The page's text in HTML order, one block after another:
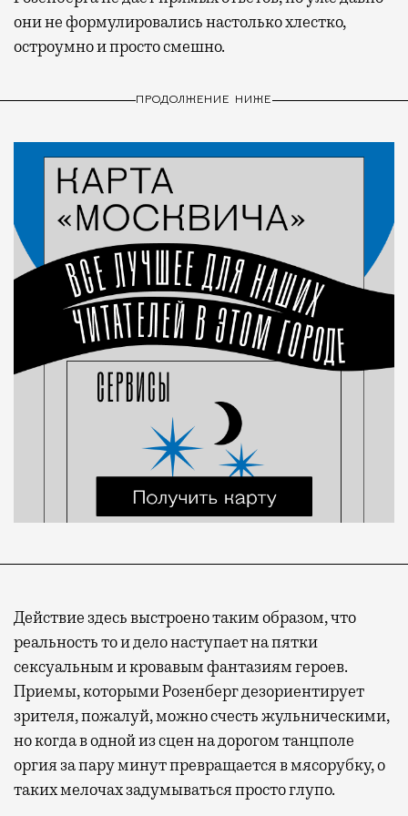
они не формулировались настолько хлестко,
остроумно и просто смешно.
ПРОДОЛЖЕНИЕ НИЖЕ
Действие здесь выстроено таким образом, что
реальность то и дело наступает на пятки
сексуальным и кровавым фантазиям героев.
Приемы, которыми Розенберг дезориентирует
зрителя, пожалуй, можно счесть жульническими,
но когда в одной из сцен на дорогом танцполе
оргия за пару минут превращается в мясорубку, о
таких мелочах задумываться просто глупо.